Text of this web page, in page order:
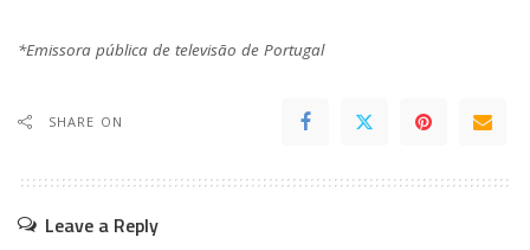
*Emissora pública de televisão de Portugal
SHARE ON
Leave a Reply